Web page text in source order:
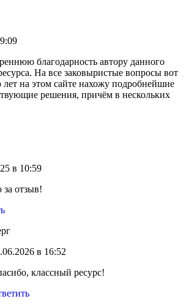
благодарность автору данного
На все заковыристые вопросы вот
лет на этом сайте нахожу подробнейшие
решения, причём в нескольких
в 10:59
за отзыв!
в 16:52
классный ресурс!